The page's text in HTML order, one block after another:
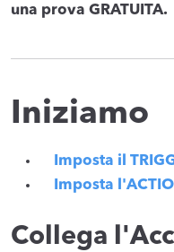
una prova GRATUITA.
Iniziamo
Imposta il
Imposta
Collega